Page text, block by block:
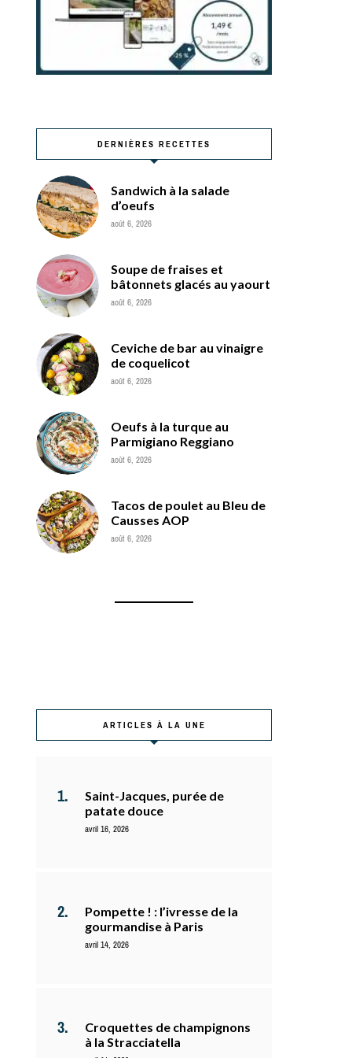
DERNIÈRES RECETTES
Sandwich à la salade
d’oeufs
août 6, 2026
Soupe de fraises et
bâtonnets glacés au yaourt
août 6, 2026
Ceviche de bar au vinaigre
de coquelicot
août 6, 2026
Oeufs à la turque au
Parmigiano Reggiano
août 6, 2026
Tacos de poulet au Bleu de
Causses AOP
août 6, 2026
ARTICLES À LA UNE
Saint-Jacques, purée de
patate douce
avril 16, 2026
Pompette ! : l’ivresse de la
gourmandise à Paris
avril 14, 2026
Croquettes de champignons
à la Stracciatella